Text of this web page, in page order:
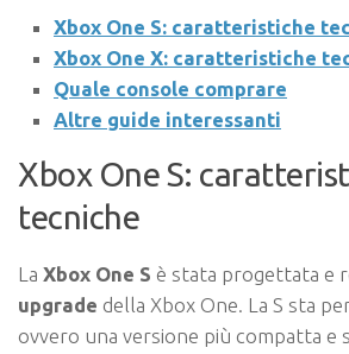
Xbox One S: caratteristiche
Xbox One X: caratteristiche
Quale console comprare
Altre guide interessanti
Xbox One S:
tecniche
La Xbox One S è stata progettata e
upgrade della Xbox One. La S sta
ovvero una versione più compatta e